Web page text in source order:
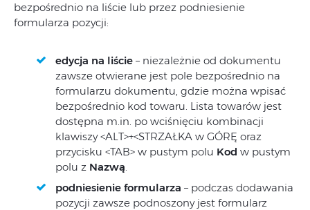
bezpośrednio na liście lub przez podniesienie
formularza pozycji:
edycja na liście – niezależnie od dokumentu
zawsze otwierane jest pole bezpośrednio na
formularzu dokumentu, gdzie można wpisać
bezpośrednio kod towaru. Lista towarów jest
dostępna m.in. po wciśnięciu kombinacji
klawiszy <ALT>+<STRZAŁKA w GÓRĘ oraz
przycisku <TAB> w pustym polu Kod w pustym
polu z Nazwą.
podniesienie formularza – podczas dodawania
pozycji zawsze podnoszony jest formularz